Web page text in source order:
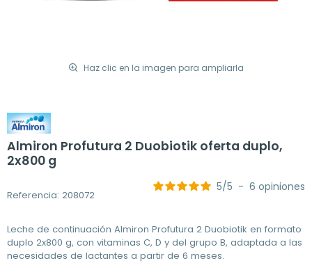
Haz clic en la imagen para ampliarla
Almiron Profutura 2 Duobiotik oferta duplo,
2x800 g
Referencia: 208072
5/5 - 6 opiniones
Leche de continuación Almiron Profutura 2 Duobiotik en formato
duplo 2x800 g, con vitaminas C, D y del grupo B, adaptada a las
necesidades de lactantes a partir de 6 meses.